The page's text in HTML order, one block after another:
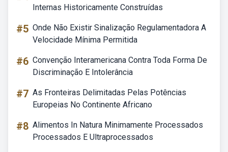
Internas Historicamente Construídas
#5 Onde Não Existir Sinalização Regulamentadora A
Velocidade Mínima Permitida
#6 Convenção Interamericana Contra Toda Forma De
Discriminação E Intolerância
#7 As Fronteiras Delimitadas Pelas Potências
Europeias No Continente Africano
#8 Alimentos In Natura Minimamente Processados
Processados E Ultraprocessados